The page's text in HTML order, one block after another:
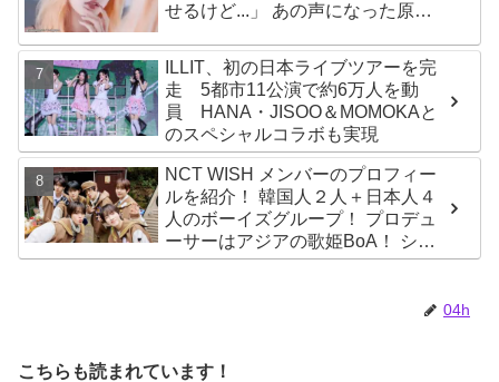
せるけど...」 あの声になった原因
ILLIT、初の日本ライブツアーを完
走 5都市11公演で約6万人を動
員 HANA・JISOO＆MOMOKAと
のスペシャルコラボも実現
NCT WISH メンバーのプロフィー
ルを紹介！ 韓国人２人＋日本人４
人のボーイズグループ！ プロデュ
ーサーはアジアの歌姫BoA！ シオ
ン、ジェヒ、リク、ユウシ、リョ
04h
こちらも読まれています！